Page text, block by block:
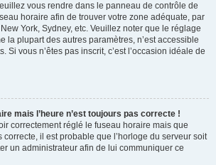
vous rendre dans le panneau de contrôle de
horaire afin de trouver votre zone adéquate, par
York, Sydney, etc. Veuillez noter que le réglage
la plupart des autres paramètres, n’est accessible
Si vous n’êtes pas inscrit, c’est l’occasion idéale de
mais l’heure n’est toujours pas correcte !
correctement réglé le fuseau horaire mais que
correcte, il est probable que l’horloge du serveur soit
un administrateur afin de lui communiquer ce